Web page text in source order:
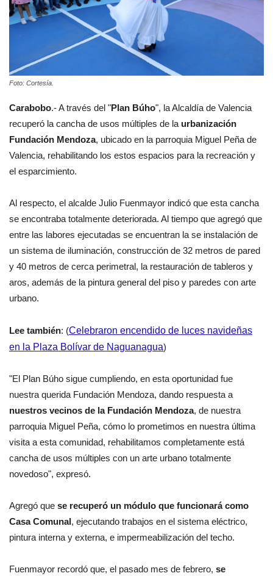
Foto: Cortesía.
Carabobo.- A través del "Plan Búho", la Alcaldía de Valencia
recuperó la cancha de usos múltiples de la urbanización
Fundación Mendoza, ubicado en la parroquia Miguel Peña de
Valencia, rehabilitando los estos espacios para la recreación y
el esparcimiento.
Al respecto, el alcalde Julio Fuenmayor indicó que esta cancha
se encontraba totalmente deteriorada. Al tiempo que agregó que
entre las labores ejecutadas se encuentran la se instalación de
un sistema de iluminación, construcción de 32 metros de pared
y 40 metros de cerca perimetral, la restauración de tableros y
aros, además de la pintura general del piso y paredes con arte
urbano.
Lee también: (Celebraron encendido de luces navideñas
en la Plaza Bolívar de Naguanagua)
"El Plan Búho sigue cumpliendo, en esta oportunidad fue
nuestra querida Fundación Mendoza, dando respuesta a
nuestros vecinos de la Fundación Mendoza, de nuestra
parroquia Miguel Peña, cómo lo prometimos en nuestra última
visita a esta comunidad, rehabilitamos completamente está
cancha de usos múltiples con un arte urbano totalmente
novedoso", expresó.
Agregó que se recuperó un módulo que funcionará como
Casa Comunal, ejecutando trabajos en el sistema eléctrico,
pintura interna y externa, e impermeabilización del techo.
Fuenmayor recordó que, el pasado mes de febrero, se